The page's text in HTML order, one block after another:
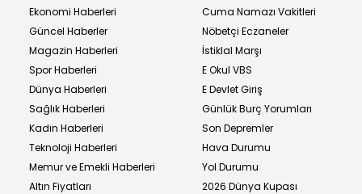
Ekonomi Haberleri
Güncel Haberler
Magazin Haberleri
Spor Haberleri
Dünya Haberleri
Sağlık Haberleri
Kadın Haberleri
Teknoloji Haberleri
Memur ve Emekli Haberleri
Altın Fiyatları
Cuma Namazı Vakitleri
Nöbetçi Eczaneler
İstiklal Marşı
E Okul VBS
E Devlet Giriş
Günlük Burç Yorumları
Son Depremler
Hava Durumu
Yol Durumu
2026 Dünya Kupası